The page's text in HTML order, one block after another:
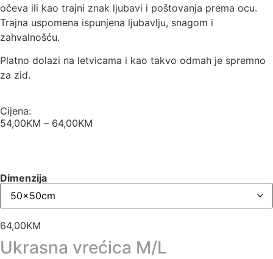
očeva ili kao trajni znak ljubavi i poštovanja prema ocu.
Trajna uspomena ispunjena ljubavlju, snagom i
zahvalnošću.
Platno dolazi na letvicama i kao takvo odmah je spremno
za zid.
Cijena:
54,00KM – 64,00KM
Dimenzija
64,00KM
Ukrasna vrećica M/L